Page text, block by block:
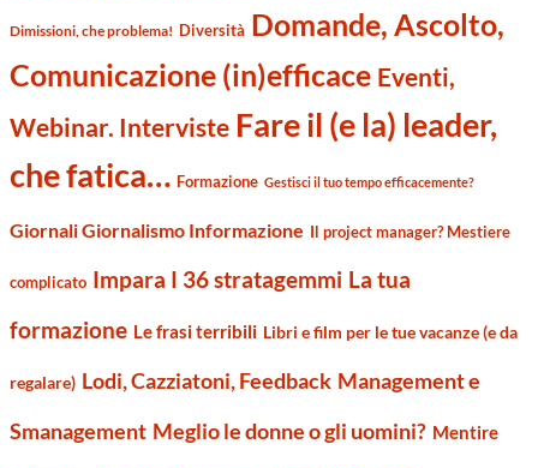
Dimissioni, che problema! Diversità Domande, Ascolto,
Comunicazione (in)efficace Eventi,
Webinar. Interviste Fare il (e la) leader,
che fatica… Formazione Gestisci il tuo tempo efficacemente?
Giornali Giornalismo Informazione Il project manager? Mestiere
complicato Impara I 36 stratagemmi La tua
formazione Le frasi terribili Libri e film per le tue vacanze (e da
regalare) Lodi, Cazziatoni, Feedback Management e
Smanagement Meglio le donne o gli uomini? Mentire